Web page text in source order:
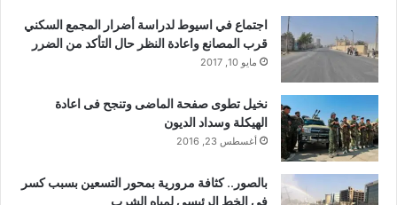
اجتماع في اسيوط لدراسة أضرار المجمع السكني
قرب المصانع واعادة النظر حال التأكد من الضرر
مايو 10, 2017
نخيل تطوى صفحة الماضى وتنجح فى اعادة
الهيكلة وسداد الديون
أغسطس 23, 2016
بالصور.. كثافة مرورية بمحور التسعين بسبب كسر